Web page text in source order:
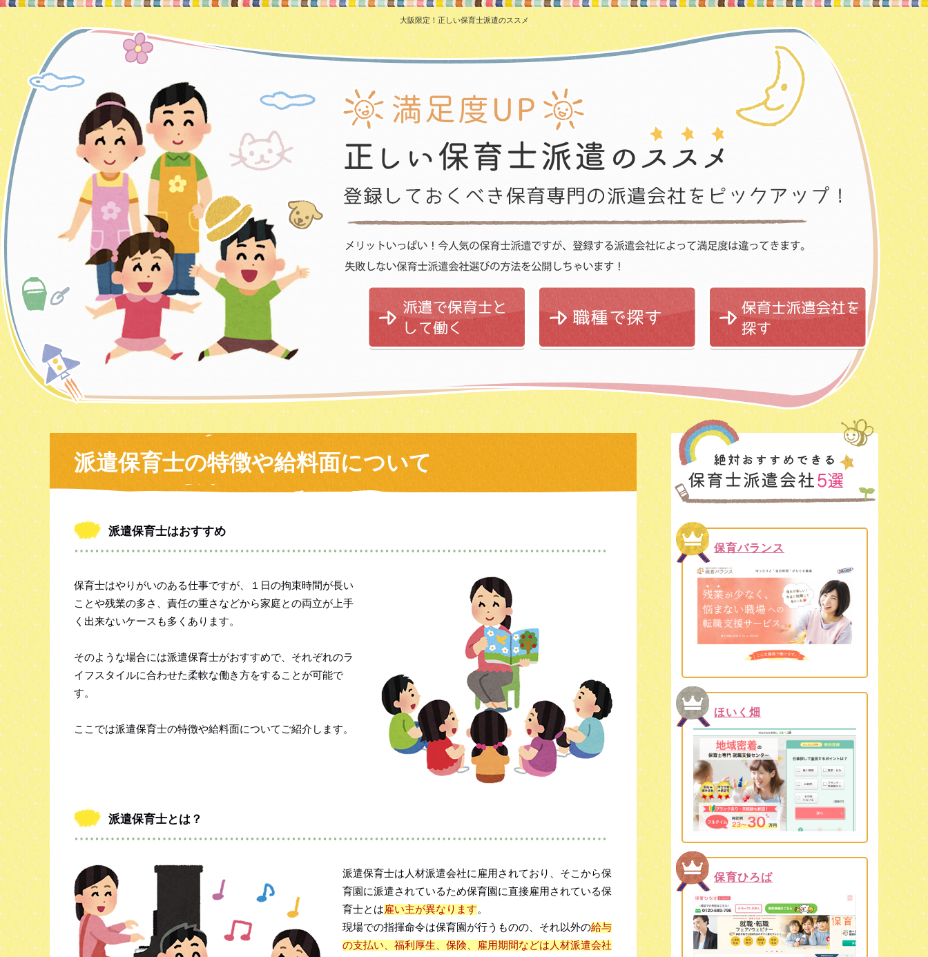
大阪限定！正しい保育士派遣のススメ
派遣保育士の特徴や給料面について
派遣保育士はおすすめ
保育士はやりがいのある仕事ですが、１日の拘束時間が長い
ことや残業の多さ、責任の重さなどから家庭との両立が上手
く出来ないケースも多くあります。
そのような場合には派遣保育士がおすすめで、それぞれのラ
イフスタイルに合わせた柔軟な働き方をすることが可能で
す。
ここでは派遣保育士の特徴や給料面についてご紹介します。
派遣保育士とは？
派遣保育士は人材派遣会社に雇用されており、そこから保
育園に派遣されているため保育園に直接雇用されている保
育士とは雇い主が異なります。
現場での指揮命令は保育園が行うものの、それ以外の給与
の支払い、福利厚生、保険、雇用期間などは人材派遣会社
保育バランス
ほいく畑
保育ひろば